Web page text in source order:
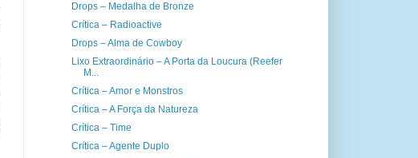
Drops – Medalha de Bronze
Crítica – Radioactive
Drops – Alma de Cowboy
Lixo Extraordinário – A Porta da Loucura (Reefer
M...
Crítica – Amor e Monstros
Crítica – A Força da Natureza
Crítica – Time
Crítica – Agente Duplo